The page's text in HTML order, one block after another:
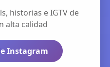
historias e IGTV de
alta calidad
Instagram